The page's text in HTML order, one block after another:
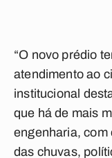
“O novo prédio
atendimento ao
institucional
que há de mais
engenharia, com
das chuvas,